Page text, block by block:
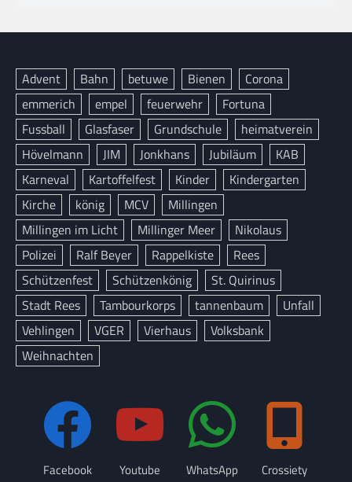
Advent Bahn betuwe Bienen
Corona
emmerich
empel feuerwehr
Fortuna
Fussball
Glasfaser Grundschule
heimatverein
Hövelmann
JIM Jonkhans Jubiläum
KAB
Karneval
Kartoffelfest Kinder
Kindergarten
Kirche
könig MCV
Millingen
Millingen im Licht
Millinger Meer
Nikolaus
Polizei
Ralf Beyer Rappelkiste
Rees
Schützenfest
Schützenkönig
St. Quirinus
Stadt Rees
Tambourkorps tannenbaum
Unfall
Vehlingen
VGER Vierhaus
Volksbank
Weihnachten
Facebook Youtube WhatsApp Crossiety